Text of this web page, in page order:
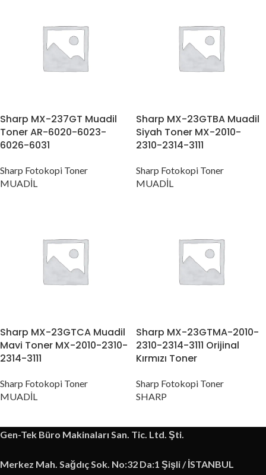
Sharp MX-237GT Muadil
Toner AR-6020-6023-
6026-6031
Sharp Fotokopi Toner
MUADİL
Sharp MX-23GTBA Muadil
Siyah Toner MX-2010-
2310-2314-3111
Sharp Fotokopi Toner
MUADİL
Sharp MX-23GTCA Muadil
Mavi Toner MX-2010-2310-
2314-3111
Sharp Fotokopi Toner
MUADİL
Sharp MX-23GTMA-2010-
2310-2314-3111 Orijinal
Kırmızı Toner
Sharp Fotokopi Toner
SHARP
Gen-Tek Büro Makinaları San. Tic. Ltd. Şti.
Merkez Mah. Sağdıç Sok. No:32 Da:1 Şişli / İSTANBUL